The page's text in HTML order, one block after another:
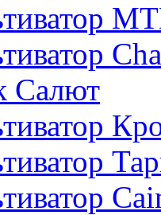
Салют